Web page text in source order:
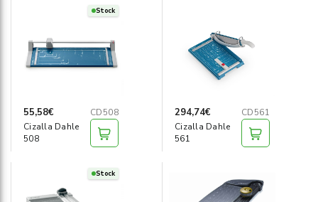
Stock
55,58€
CD508
Cizalla Dahle
508
294,74€
CD561
Cizalla Dahle
561
Stock